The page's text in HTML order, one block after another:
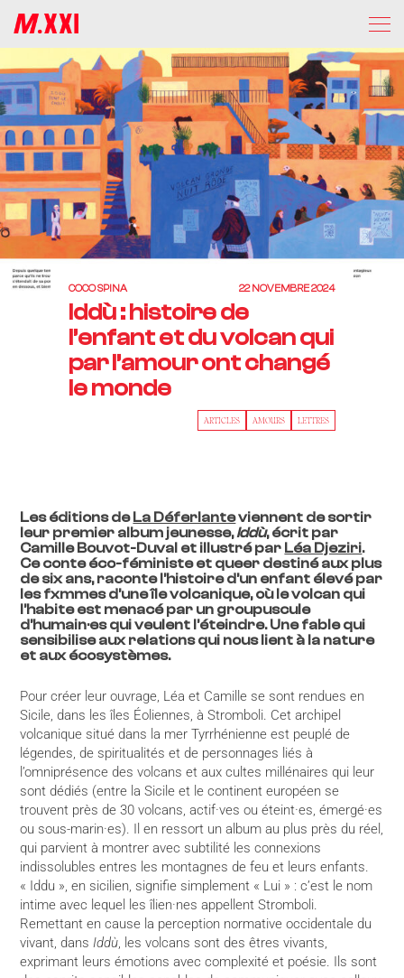
COCO SPINA 22 NOVEMBRE 2024
Iddù : histoire de
l’enfant et du volcan qui
par l’amour ont changé
le monde
ARTICLES AMOURS LETTRES
Les éditions deLa Déferlanteviennent de sortir
leur premier album jeunesse,Iddù,écrit par
Camille Bouvot-Duval et illustré par Léa Djeziri.
Ce conte éco-féministe et queer destiné aux plus
de six ans, raconte l’histoire d’un enfant élevé par
les fxmmes d’une île volcanique, où le volcan qui
l’habite est menacé par un groupuscule
d’humain·es qui veulent l’éteindre. Une fable qui
sensibilise aux relations qui nous lient à la nature
et aux écosystèmes.
Pour créer leur ouvrage, Léa et Camille se sont rendues en
Sicile, dans les îles Éoliennes, à Stromboli. Cet archipel
volcanique situé dans la mer Tyrrhénienne est peuplé de
légendes, de spiritualités et de personnages liés à
l’omniprésence des volcans et aux cultes millénaires qui leur
sont dédiés (entre la Sicile et le continent européen se
trouvent près de 30 volcans, actif·ves ou éteint·es, émergé·es
ou sous-marin·es). Il en ressort un album au plus près du réel,
qui parvient à montrer avec subtilité les connexions
indissolubles entres les montagnes de feu et leurs enfants.
« Iddu », en sicilien, signifie simplement « Lui » : c’est le nom
intime avec lequel les îlien·nes appellent Stromboli.
Remettant en cause la perception normative occidentale du
vivant, dansIddù, les volcans sont des êtres vivants,
exprimant leurs émotions avec complexité et poésie. Ils sont